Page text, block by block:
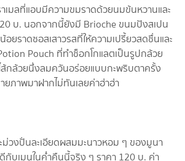
เมลที่แอบมีความขมราดด้วยนมข้นหวานและ
บ. นอกจากนี้ยังมี Brioche ขนมปังสเปน
อยราดซอสเสาวรสที่ให้ความเปรี้ยวสดชื่นและ
Pouch ที่ทำช็อกโกแลตเป็นรูปกล้วย
ส้กล้วยนึ่งลมควันอร่อยแบบกะพริบตาครั้ง
ภาพมาฝากไม่ทันเลยค่าฮ่าฮ่า
ม่วงปั่นละเอียดผสมมะนาวหอม ๆ ของมูนา
กับเมนูในค่ำคืนนี้จริง ๆ ราคา 120 บ. ค่า